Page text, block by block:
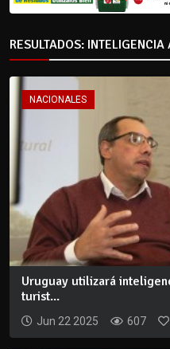
RESULTADOS: INTELIGENCIA
NACIONALES
Uruguay utilizará
turist...
Jun 22 2025 607